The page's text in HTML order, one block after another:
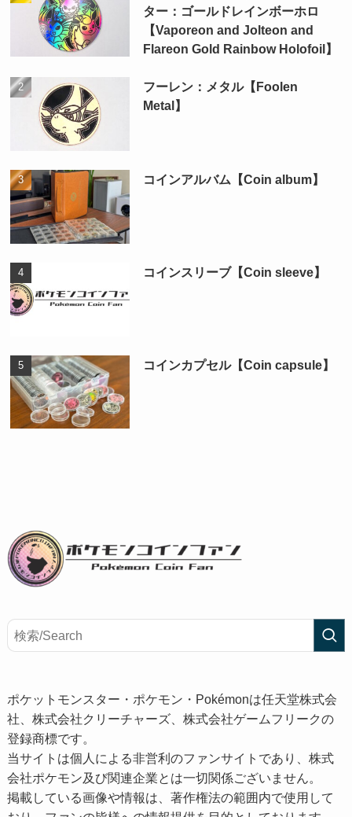
ター：ゴールドレインボーホロ
【Vaporeon and Jolteon and
Flareon Gold Rainbow Holofoil】
フーレン：メタル【Foolen
Metal】
コインアルバム【Coin album】
コインスリーブ【Coin sleeve】
コインカプセル【Coin capsule】
ポケットモンスター・ポケモン・Pokémonは任天堂株式会
社、株式会社クリーチャーズ、株式会社ゲームフリークの
登録商標です。
当サイトは個人による非営利のファンサイトであり、株式
会社ポケモン及び関連企業とは一切関係ございません。
掲載している画像や情報は、著作権法の範囲内で使用して